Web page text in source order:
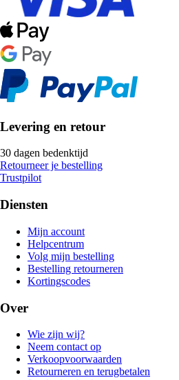
Levering en retour
30 dagen bedenktijd
Retourneer je bestelling
Trustpilot
Diensten
Mijn account
Helpcentrum
Volg mijn bestelling
Bestelling retourneren
Kortingscodes
Over
Wie zijn wij?
Neem contact op
Verkoopvoorwaarden
Retourneren en terugbetalen